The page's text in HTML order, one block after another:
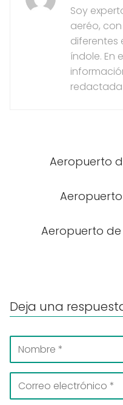
Soy
aeréo,
diferentes
índole. En
redactada
Aeropuerto
Aeropuerto
Deja una